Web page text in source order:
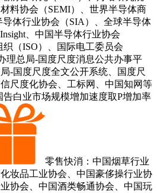
料协会（SEMI）、世界半导体商
导体行业协会（SIA）、全球半导体
、中国半导体行业协会
织（ISO）、国际电工委员会
理总局-国度尺度消息公共办事平
-国度尺度全文公开系统、国度尺
尺度化协会、工标网、中国知网等
告白业市场规模增加速度取P增加率
零售快消：中国烟草行业
妆品工业协会、中国豪侈操行业协
协会、中国酒类畅通协会、中国玩